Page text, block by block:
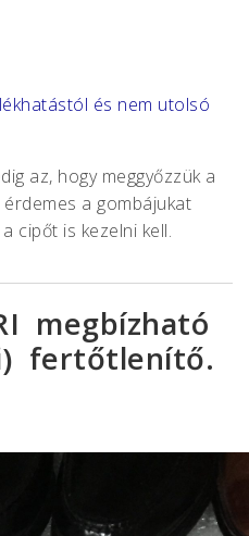
és nem utolsó
az, hogy meggyőzzük a
a gombájukat
cipőt is kezelni kell.
megbízható
fertőtlenítő.